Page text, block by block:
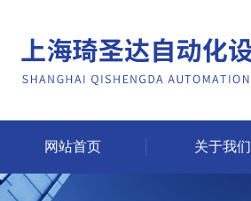
网站首页 关于我们